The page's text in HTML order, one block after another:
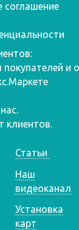
соглашение
клиентов.
Статьи
Наш
видеоканал
Установка
карт